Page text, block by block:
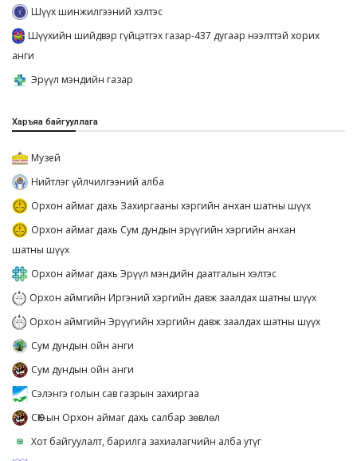
Шүүх шинжилгээний хэлтэс
Шүүхийн шийдвэр гүйцэтгэх газар-437 дугаар нээлттэй хорих
анги
Эрүүл мэндийн газар
Харъяа байгууллага
Музей
Нийтлэг үйлчилгээний алба
Орхон аймаг дахь Захиргааны хэргийн анхан шатны шүүх
Орхон аймаг дахь Сум дундын эрүүгийн хэргийн анхан
шатны шүүх
Орхон аймаг дахь Эрүүл мэндийн даатгалын хэлтэс
Орхон аймгийн Иргэний хэргийн давж заалдах шатны шүүх
Орхон аймгийн Эрүүгийн хэргийн давж заалдах шатны шүүх
Сум дундын ойн анги
Сум дундын ойн анги
Сэлэнгэ голын сав газрын захиргаа
СӨХ-ын Орхон аймаг дахь салбар зөвлөл
Хот байгуулалт, барилга захиалагчийн алба утүг